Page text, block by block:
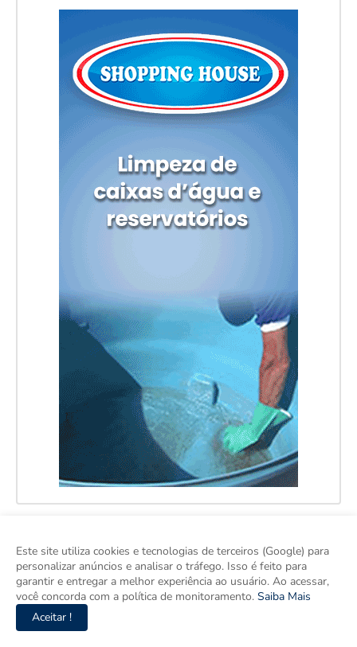
Este site utiliza cookies e tecnologias de terceiros (Google) para
personalizar anúncios e analisar o tráfego. Isso é feito para
garantir e entregar a melhor experiência ao usuário. Ao acessar,
você concorda com a política de monitoramento. Saiba Mais
Aceitar !